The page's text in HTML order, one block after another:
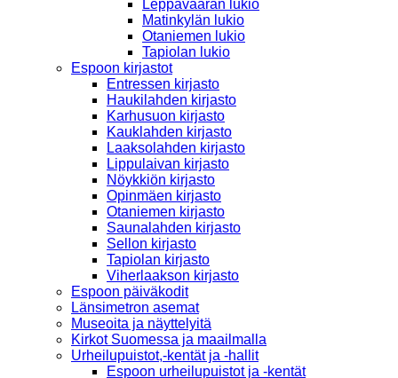
Leppävaaran lukio
Matinkylän lukio
Otaniemen lukio
Tapiolan lukio
Espoon kirjastot
Entressen kirjasto
Haukilahden kirjasto
Karhusuon kirjasto
Kauklahden kirjasto
Laaksolahden kirjasto
Lippulaivan kirjasto
Nöykkiön kirjasto
Opinmäen kirjasto
Otaniemen kirjasto
Saunalahden kirjasto
Sellon kirjasto
Tapiolan kirjasto
Viherlaakson kirjasto
Espoon päiväkodit
Länsimetron asemat
Museoita ja näyttelyitä
Kirkot Suomessa ja maailmalla
Urheilupuistot,-kentät ja -hallit
Espoon urheilupuistot ja -kentät